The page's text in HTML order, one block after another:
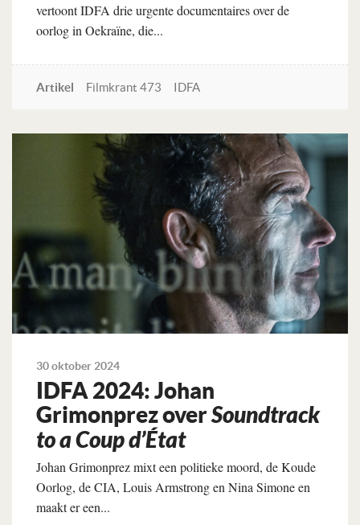
vertoont IDFA drie urgente documentaires over de
oorlog in Oekraïne, die...
Artikel Filmkrant 473 IDFA
Lees verder
30 oktober 2024
IDFA 2024: Johan
Grimonprez overSoundtrack
to a Coup d’État
Johan Grimonprez mixt een politieke moord, de Koude
Oorlog, de CIA, Louis Armstrong en Nina Simone en
maakt er een...